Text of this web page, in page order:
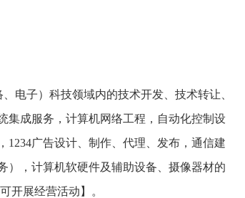
电子）科技领域内的技术开发、技术转让、
集成服务，计算机网络工程，自动化控制设
广告设计、制作、代理、发布，通信建
），计算机软硬件及辅助设备、摄像器材的
开展经营活动】。